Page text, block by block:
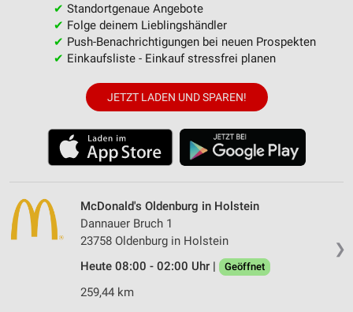
✔ Standortgenaue Angebote
✔ Folge deinem Lieblingshändler
✔ Push-Benachrichtigungen bei neuen Prospekten
✔ Einkaufsliste - Einkauf stressfrei planen
JETZT LADEN UND SPAREN!
❯
McDonald's Oldenburg in Holstein
Dannauer Bruch 1
23758 Oldenburg in Holstein
Heute 08:00 - 02:00 Uhr |
Geöffnet
259,44 km